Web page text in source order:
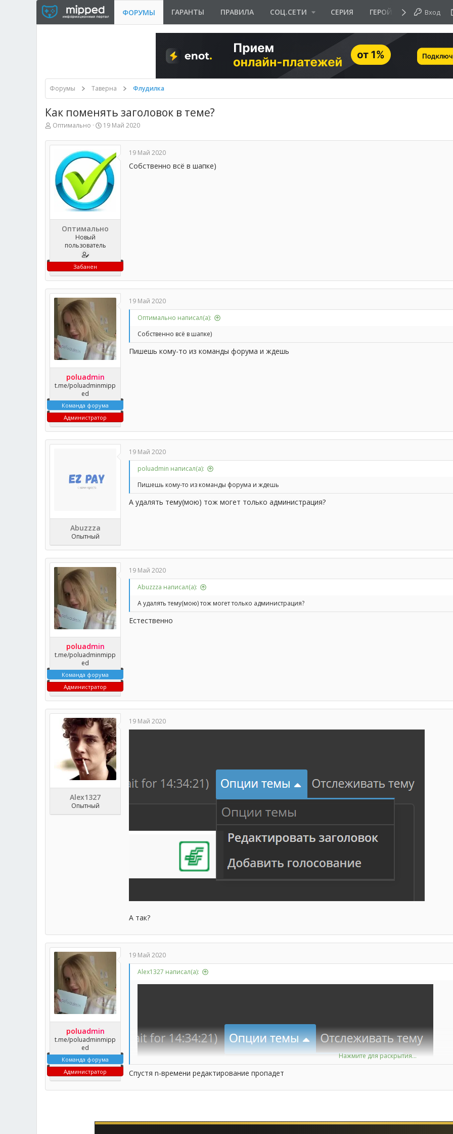
ФОРУМЫ ГАРАНТЫ ПРАВИЛА СОЦ.СЕТИ СЕРИЯ ГЕРОЙ ДНЯ Вход
Форумы Таверна Флудилка
Как поменять заголовок в теме?
А
т
е
м
ы
Оптимально
Д
т
н
а
ч
л
а
19 Май 2020
Оптимально
Новый
пользователь
Забанен
19 Май 2020
Собственно всё в шапке)
poluadmin
t.me/poluadminmipp
ed
Команда форума
Администратор
19 Май 2020
Оптимально написал(а):
Собственно всё в шапке)
Пишешь кому-то из команды форума и ждешь
Abuzzza
Опытный
19 Май 2020
poluadmin написал(а):
Пишешь кому-то из команды форума и ждешь
А удалять тему(мою) тож могет только администрация?
poluadmin
t.me/poluadminmipp
ed
Команда форума
Администратор
19 Май 2020
Abuzzza написал(а):
А удалять тему(мою) тож могет только администрация?
Естественно
Alex1327
Опытный
19 Май 2020
А так?
poluadmin
t.me/poluadminmipp
ed
Команда форума
Администратор
19 Май 2020
Alex1327 написал(а):
Нажмите для раскрытия...
Спустя n-времени редактирование пропадет